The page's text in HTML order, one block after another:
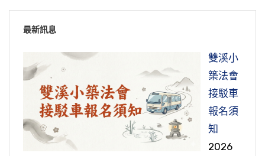
最新訊息
雙溪小
築法會
接駁車
報名須
知
2026